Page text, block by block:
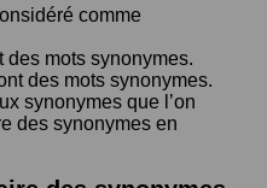
comme
des mots synonymes.
des mots synonymes.
synonymes que l’on
des synonymes en